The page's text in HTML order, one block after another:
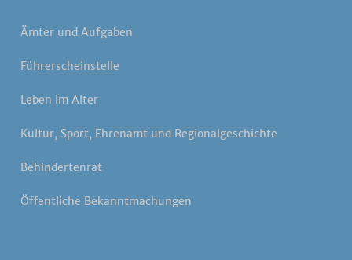
Ämter und Aufgaben
Führerscheinstelle
Leben im Alter
Kultur, Sport, Ehrenamt und Regionalgeschichte
Behindertenrat
Öffentliche Bekanntmachungen